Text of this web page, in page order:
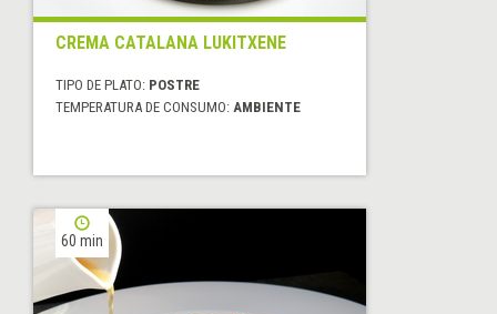
CREMA CATALANA LUKITXENE
TIPO DE PLATO: POSTRE
TEMPERATURA DE CONSUMO: AMBIENTE
60 min